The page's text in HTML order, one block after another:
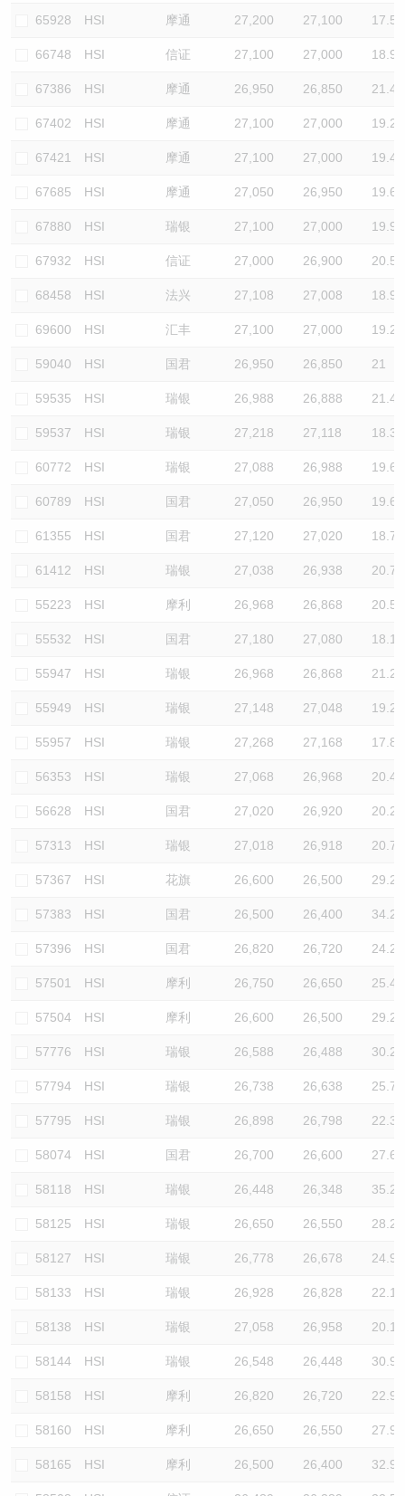
65928 HSI 摩通 27,200 27,100 17.5
66748 HSI 信证 27,100 27,000 18.9
67386 HSI 摩通 26,950 26,850 21.4
67402 HSI 摩通 27,100 27,000 19.2
67421 HSI 摩通 27,100 27,000 19.4
67685 HSI 摩通 27,050 26,950 19.6
67880 HSI 瑞银 27,100 27,000 19.9
67932 HSI 信证 27,000 26,900 20.5
68458 HSI 法兴 27,108 27,008 18.9
69600 HSI 汇丰 27,100 27,000 19.2
59040 HSI 国君 26,950 26,850 21
59535 HSI 瑞银 26,988 26,888 21.4
59537 HSI 瑞银 27,218 27,118 18.3
60772 HSI 瑞银 27,088 26,988 19.6
60789 HSI 国君 27,050 26,950 19.6
61355 HSI 国君 27,120 27,020 18.7
61412 HSI 瑞银 27,038 26,938 20.7
55223 HSI 摩利 26,968 26,868 20.5
55532 HSI 国君 27,180 27,080 18.1
55947 HSI 瑞银 26,968 26,868 21.2
55949 HSI 瑞银 27,148 27,048 19.2
55957 HSI 瑞银 27,268 27,168 17.8
56353 HSI 瑞银 27,068 26,968 20.4
56628 HSI 国君 27,020 26,920 20.2
57313 HSI 瑞银 27,018 26,918 20.7
57367 HSI 花旗 26,600 26,500 29.2
57383 HSI 国君 26,500 26,400 34.2
57396 HSI 国君 26,820 26,720 24.2
57501 HSI 摩利 26,750 26,650 25.4
57504 HSI 摩利 26,600 26,500 29.2
57776 HSI 瑞银 26,588 26,488 30.2
57794 HSI 瑞银 26,738 26,638 25.7
57795 HSI 瑞银 26,898 26,798 22.3
58074 HSI 国君 26,700 26,600 27.6
58118 HSI 瑞银 26,448 26,348 35.2
58125 HSI 瑞银 26,650 26,550 28.2
58127 HSI 瑞银 26,778 26,678 24.9
58133 HSI 瑞银 26,928 26,828 22.1
58138 HSI 瑞银 27,058 26,958 20.1
58144 HSI 瑞银 26,548 26,448 30.9
58158 HSI 摩利 26,820 26,720 22.9
58160 HSI 摩利 26,650 26,550 27.9
58165 HSI 摩利 26,500 26,400 32.9